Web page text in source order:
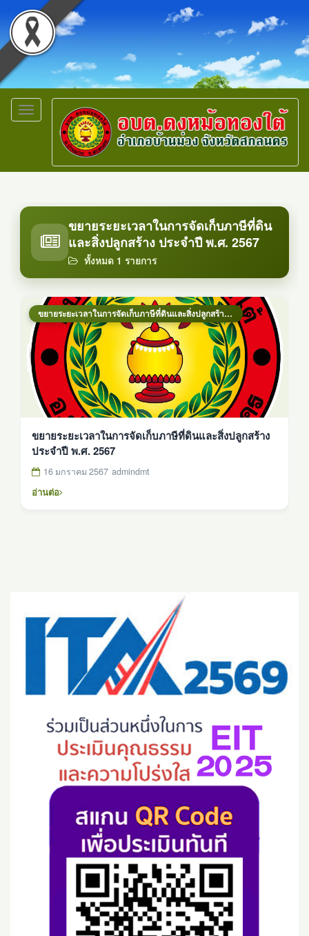
Toggle
navigation
ขยายระยะเวลาในการจัดเก็บภาษีที่ดิน
และสิ่งปลูกสร้าง ประจำปี พ.ศ. 2567
ทั้งหมด 1 รายการ
ขยายระยะเวลาในการจัดเก็บภาษีที่ดินและสิ่งปลูกสร้าง ประจำปี พ.ศ. 2567
ขยายระยะเวลาในการจัดเก็บภาษีที่ดินและสิ่งปลูกสร้าง
ประจำปี พ.ศ. 2567
16 มกราคม 2567 admindmt
อ่านต่อ